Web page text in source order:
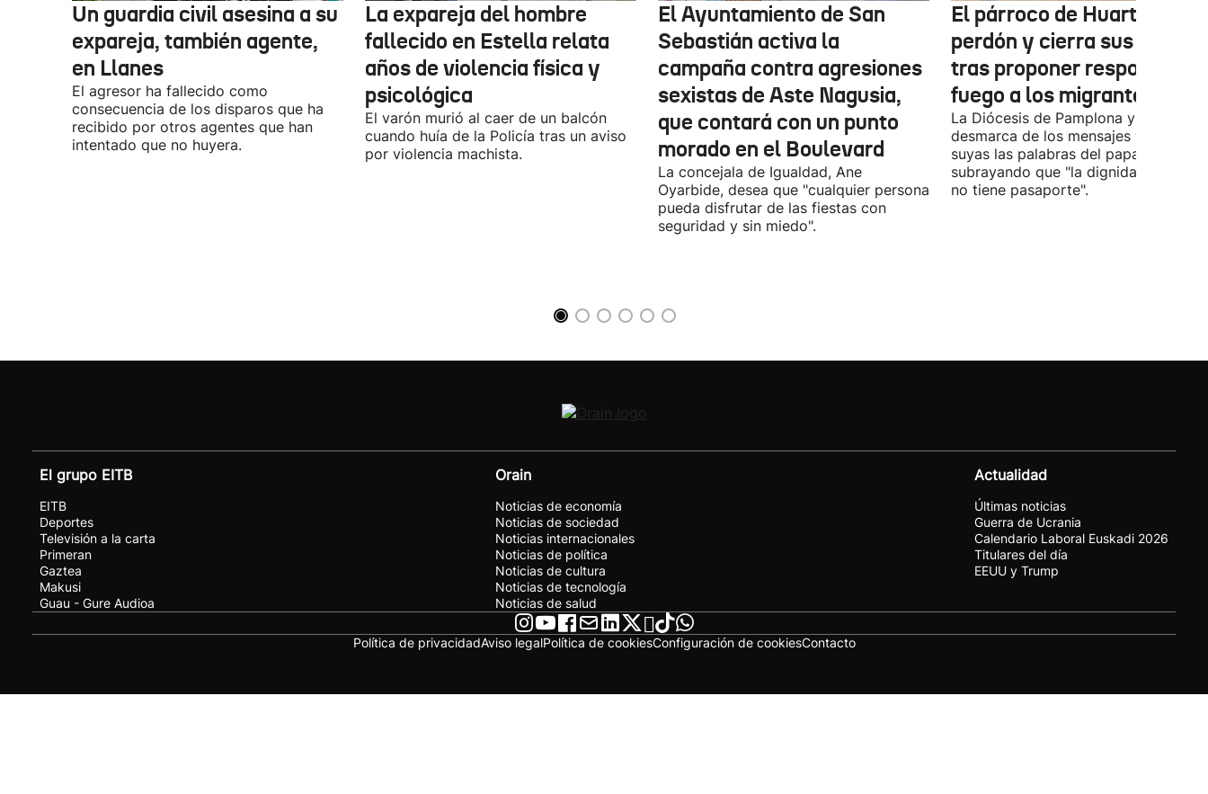
Un guardia civil asesina a su
expareja, también agente,
en Llanes
El agresor ha fallecido como
consecuencia de los disparos que ha
recibido por otros agentes que han
intentado que no huyera.
La expareja del hombre
fallecido en Estella relata
años de violencia física y
psicológica
El varón murió al caer de un balcón
cuando huía de la Policía tras un aviso
por violencia machista.
El Ayuntamiento de San
Sebastián activa la
campaña contra agresiones
sexistas de Aste Nagusia,
que contará con un punto
morado en el Boulevard
La concejala de Igualdad, Ane
Oyarbide, desea que "cualquier persona
pueda disfrutar de las fiestas con
seguridad y sin miedo".
El párroco de Huarte pide
perdón y cierra sus redes
tras proponer responder
fuego a los migrantes
La Diócesis de Pamplona y Tudela se
desmarca de los mensajes y hace
suyas las palabras del papa
subrayando que "la dignidad humana
no tiene pasaporte".
El grupo EITB
EITB
Deportes
Televisión a la carta
Primeran
Gaztea
Makusi
Guau - Gure Audioa
Orain
Noticias de economía
Noticias de sociedad
Noticias internacionales
Noticias de política
Noticias de cultura
Noticias de tecnología
Noticias de salud
Actualidad
Últimas noticias
Guerra de Ucrania
Calendario Laboral Euskadi 2026
Titulares del día
EEUU y Trump
Política de privacidadAviso legalPolítica de cookiesConfiguración de cookiesContacto